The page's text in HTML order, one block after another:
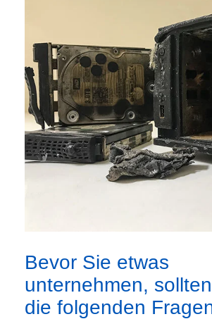
Bevor Sie etwas
unternehmen,
die folgenden